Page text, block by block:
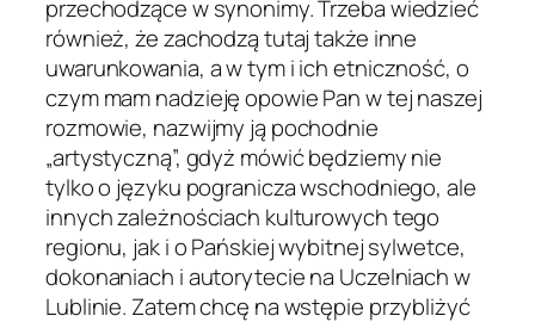
przechodzące w synonimy. Trzeba wiedzieć
również, że zachodzą tutaj także inne
uwarunkowania, a w tym i ich etniczność, o
czym mam nadzieję opowie Pan w tej naszej
rozmowie, nazwijmy ją pochodnie
„artystyczną”, gdyż mówić będziemy nie
tylko o języku pogranicza wschodniego, ale
innych zależnościach kulturowych tego
regionu, jak i o Pańskiej wybitnej sylwetce,
dokonaniach i autorytecie na Uczelniach w
Lublinie. Zatem chcę na wstępie przybliżyć